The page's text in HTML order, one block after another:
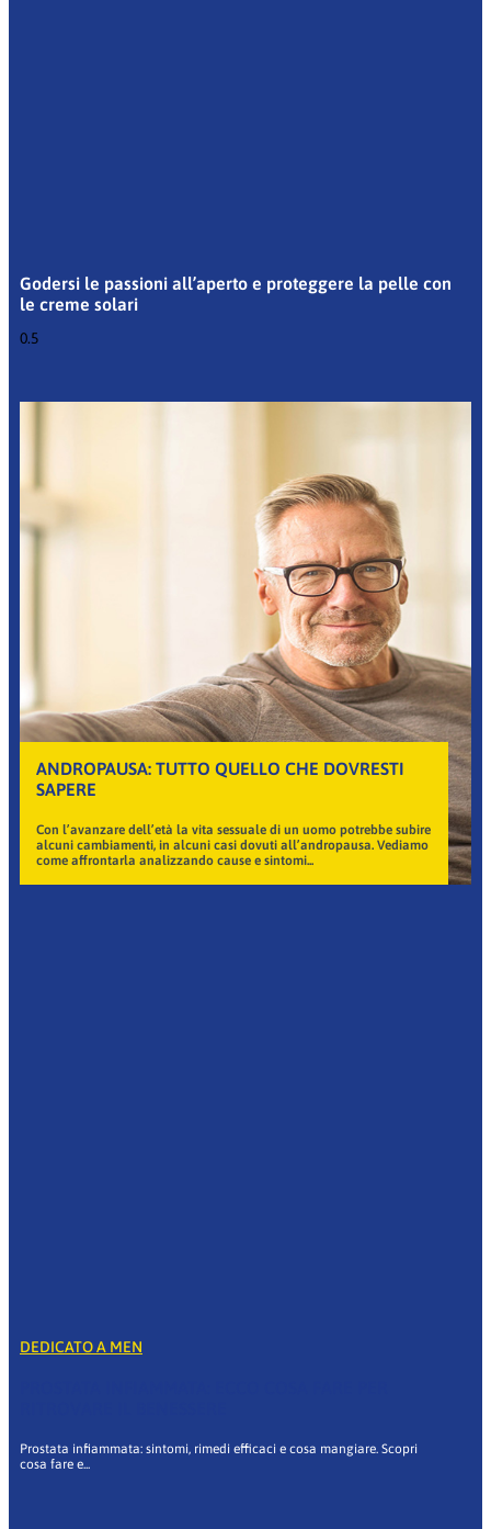
Godersi le passioni all’aperto e proteggere la pelle con
le creme solari
ANDROPAUSA: TUTTO QUELLO CHE DOVRESTI
SAPERE
Con l’avanzare dell’età la vita sessuale di un uomo potrebbe subire
alcuni cambiamenti, in alcuni casi dovuti all’andropausa. Vediamo
come affrontarla analizzando cause e sintomi...
DEDICATO A MEN
Prostata infiammata: sintomi, rimedi efficaci e cosa mangiare. Scopri
cosa fare e...